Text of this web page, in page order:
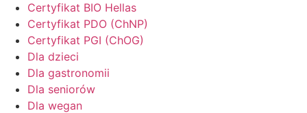
Certyfikat BIO Hellas
Certyfikat PDO (ChNP)
Certyfikat PGI (ChOG)
Dla dzieci
Dla gastronomii
Dla seniorów
Dla wegan